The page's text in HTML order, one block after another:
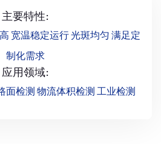
主要特性:
宽温稳定运行 光斑均匀 满足定
制化需求
应用领域:
面检测 物流体积检测 工业检测